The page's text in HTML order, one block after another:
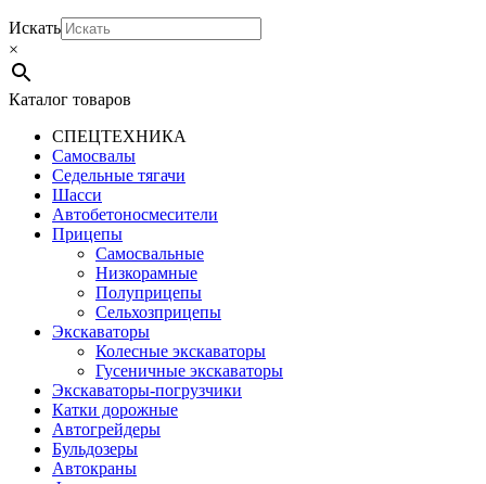
Искать
×
Каталог товаров
СПЕЦТЕХНИКА
Самосвалы
Седельные тягачи
Шасси
Автобетоно­смесители
Прицепы
Самосвальные
Низкорамные
Полуприцепы
Сельхозприцепы
Экскаваторы
Колесные экскаваторы
Гусеничные экскаваторы
Экскаваторы-погрузчики
Катки дорожные
Автогрейдеры
Бульдозеры
Автокраны